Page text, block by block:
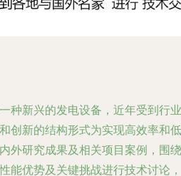
种新兴的发电设备，近年受到行业
创新的结构形式为实现高效率和低
外研究成果及相关项目案例，围绕
能优势及关键挑战进行技术讨论，